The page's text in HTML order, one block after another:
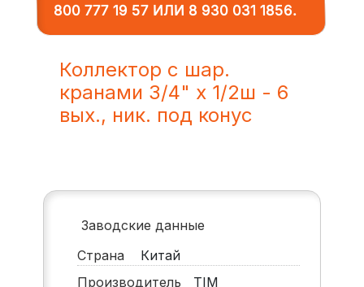
800 777 19 57ИЛИ 8 930 031 1856.
Коллектор с шар.
кранами 3/4" х 1/2ш - 6
вых., ник. под конус
Заводские данные
Страна
Китай
Производитель
TIM